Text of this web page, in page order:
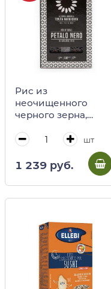
Рис из
неочищенного
черного зерна,
MARGHERITA, 500 г
шт
1 239 руб.